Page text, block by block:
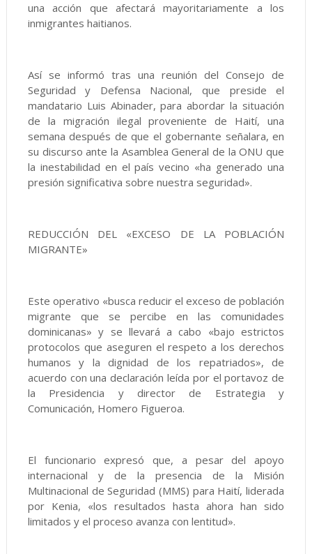
una acción que afectará mayoritariamente a los
inmigrantes haitianos.
Así se informó tras una reunión del Consejo de
Seguridad y Defensa Nacional, que preside el
mandatario Luis Abinader, para abordar la situación
de la migración ilegal proveniente de Haití, una
semana después de que el gobernante señalara, en
su discurso ante la Asamblea General de la ONU que
la inestabilidad en el país vecino «ha generado una
presión significativa sobre nuestra seguridad».
REDUCCIÓN DEL «EXCESO DE LA POBLACIÓN
MIGRANTE»
Este operativo «busca reducir el exceso de población
migrante que se percibe en las comunidades
dominicanas» y se llevará a cabo «bajo estrictos
protocolos que aseguren el respeto a los derechos
humanos y la dignidad de los repatriados», de
acuerdo con una declaración leída por el portavoz de
la Presidencia y director de Estrategia y
Comunicación, Homero Figueroa.
El funcionario expresó que, a pesar del apoyo
internacional y de la presencia de la Misión
Multinacional de Seguridad (MMS) para Haití, liderada
por Kenia, «los resultados hasta ahora han sido
limitados y el proceso avanza con lentitud».